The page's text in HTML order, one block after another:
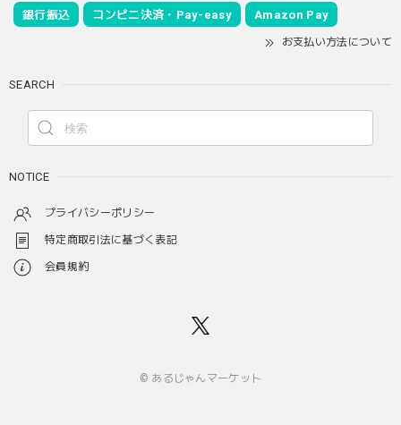
銀行振込 コンビニ決済・Pay-easy Amazon Pay
お支払い方法について
SEARCH
NOTICE
プライバシーポリシー
特定商取引法に基づく表記
会員規約
© あるじゃんマーケット